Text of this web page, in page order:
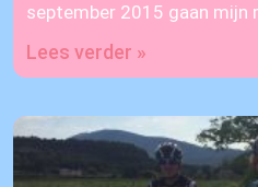
september 2015 gaan mijn
Lees verder »